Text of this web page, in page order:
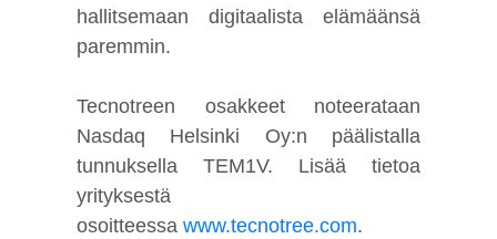
hallitsemaan digitaalista elämäänsä
paremmin.
Tecnotreen osakkeet noteerataan
Nasdaq Helsinki Oy:n päälistalla
tunnuksella TEM1V. Lisää tietoa
yrityksestä
osoitteessawww.tecnotree.com.